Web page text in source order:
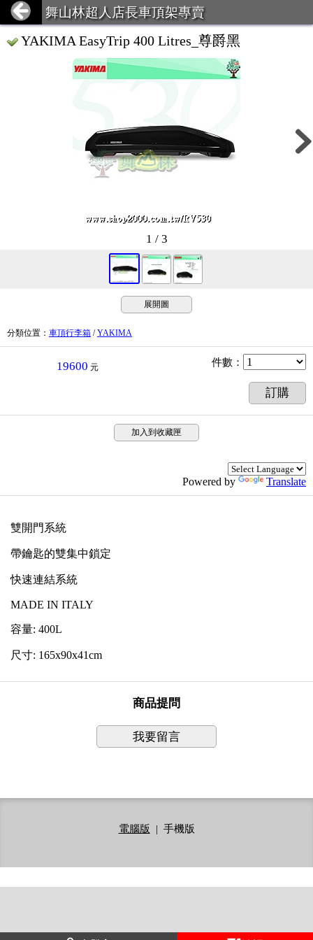
舞山林超人店長車頂架專賣
YAKIMA EasyTrip 400 Litres_尊爵黑
1 / 3
展開圖
分類位置 ： 車頂行李箱 /YAKIMA
19600 元 件數 ：
訂購
加入到收藏匣
Powered by Translate
雙開門系統
帶鑰匙的雙集中鎖定
快速連結系統
MADE IN ITALY
容量: 400L
尺寸: 165x90x41cm
商品提問
我要留言
電腦版 | 手機版